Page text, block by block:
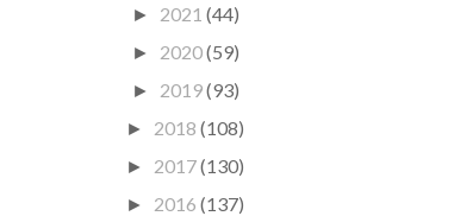
► 2021 (44)
► 2020(59)
► 2019(93)
► 2018 (108)
► 2017(130)
► 2016 (137)